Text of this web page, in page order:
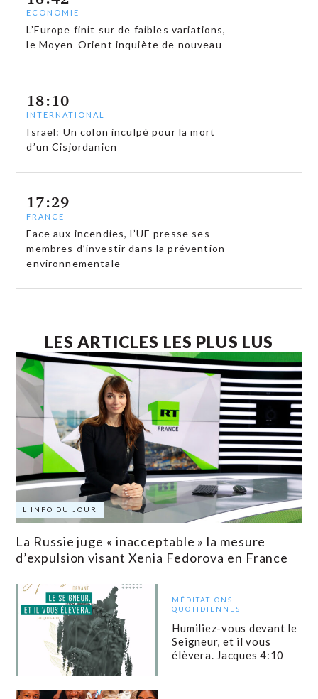
ECONOMIE
L’Europe finit sur de faibles variations,
le Moyen-Orient inquiète de nouveau
18:10
INTERNATIONAL
Israël: Un colon inculpé pour la mort
d’un Cisjordanien
17:29
FRANCE
Face aux incendies, l’UE presse ses
membres d’investir dans la prévention
environnementale
LES ARTICLES LES PLUS LUS
L'INFO DU JOUR
La Russie juge « inacceptable » la mesure
d’expulsion visant Xenia Fedorova en France
MÉDITATIONS
QUOTIDIENNES
Humiliez-vous devant le
Seigneur, et il vous
élèvera. Jacques 4:10